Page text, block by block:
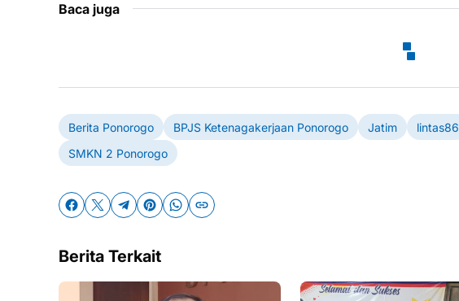
Baca juga
Berita Ponorogo BPJS Ketenagakerjaan Ponorogo Jatim lintas86
SMKN 2 Ponorogo
Berita Terkait